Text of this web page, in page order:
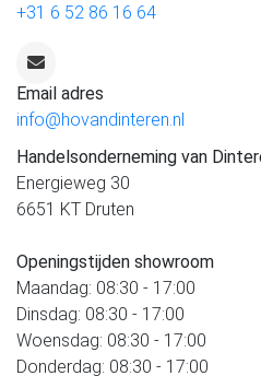
+31 6 52 86 16 64
Email adres
info@hovandinteren.nl
Handelsonderneming van
Energieweg 30
6651 KT Druten
Openingstijden showroom
Maandag: 08:30 - 17:00
Dinsdag: 08:30 - 17:00
Woensdag: 08:30 - 17:00
Donderdag: 08:30 - 17:00